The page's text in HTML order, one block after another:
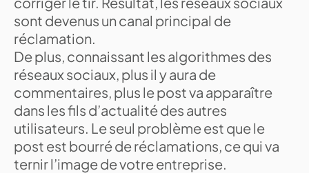
sont devenus un canal principal de
réclamation.
De plus, connaissant les algorithmes des
réseaux sociaux, plus il y aura de
commentaires, plus le post va apparaître
dans les fils d’actualité des autres
utilisateurs. Le seul problème est que le
post est bourré de réclamations, ce qui va
ternir l’image de votre entreprise.